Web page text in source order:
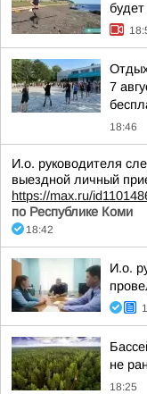
7
18:46
И.о. руководителя
выездной личный
https://max.ru/
по Республике Коми
18:42
И.о.
не
18:25